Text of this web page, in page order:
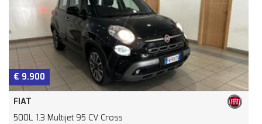
NEWS
AREA COMMERCIANTI
Multijet 95 CV Cross
n.d.
NISSAN